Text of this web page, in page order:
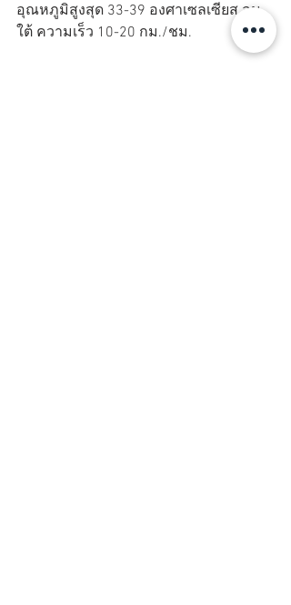
อุณหภูมิสูงสุด 33-39 องศาเซลเซียส ลม
ใต้ ความเร็ว 10-20 กม./ชม.